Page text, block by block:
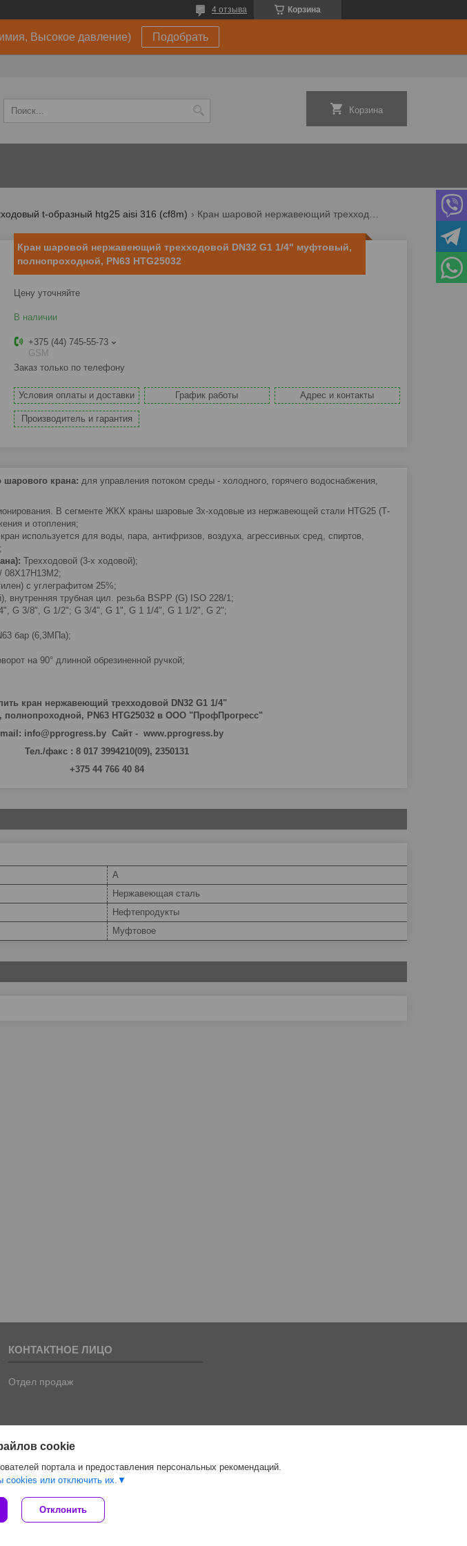
Корзина
4 отзыва
Высокое давление) Подобрать
Корзина
t-образный htg25 aisi 316 (cf8m) Кран шаровой нержавеющий трехходовой dn32 g1 1/4" муфтовый, полнопроходной, pn63 htg25032
Кран шаровой нержавеющий трехходовой DN32 G1 1/4" муфтовый,
полнопроходной, PN63 HTG25032
Цену уточняйте
В наличии
+375 (44) 745-55-73
GSM
Заказ только по телефону
Условия оплаты и доставки График работы Адрес и контакты
Производитель и гарантия
шарового крана: для управления потоком среды - холодного, горячего водоснабжения,
В сегменте ЖКХ краны шаровые 3х-ходовые из нержавеющей стали HTG25 (Т-
и отопления;
используется для воды, пара, антифризов, воздуха, агрессивных сред, спиртов,
Трехходовой (3-х ходовой);
08Х17Н13М2;
с углеграфитом 25%;
внутренняя трубная цил. резьба BSPP (G) ISO 228/1;
G 3/8", G 1/2"; G 3/4", G 1", G 1 1/4", G 1 1/2", G 2";
бар (6,3МПа);
на 90° длинной обрезиненной ручкой;
кран нержавеющий трехходовой DN32 G1 1/4"
PN63 HTG25032в ООО "ПрофПрогресс"
mail: info@pprogress.by Сайт - www.pprogress.by
Тел./факс : 8 017 3994210(09), 2350131
+375 44 766 40 84
А
Нержавеющая сталь
Нефтепродукты
Муфтовое
Отдел продаж
Deal.by
файлов cookies
cookie
портала и предоставления персональных рекомендаций.
или отключить их.
Отклонить